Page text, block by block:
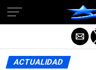
ACTUALIDAD
Salir de